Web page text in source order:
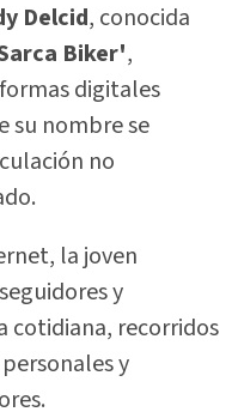
Delcid, conocida
Biker',
digitales
su nombre se
no
la joven
y
cotidiana, recorridos
y